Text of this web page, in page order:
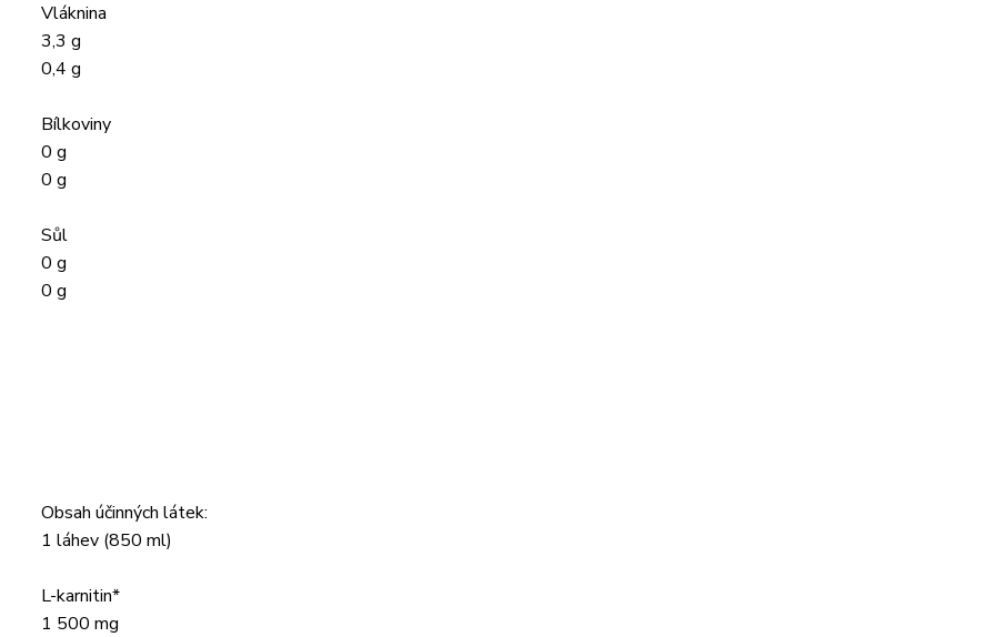
Vláknina
3,3 g
0,4 g
Bílkoviny
0 g
0 g
Sůl
0 g
0 g
Obsah účinných látek:
1 láhev (850 ml)
L-karnitin*
1 500 mg